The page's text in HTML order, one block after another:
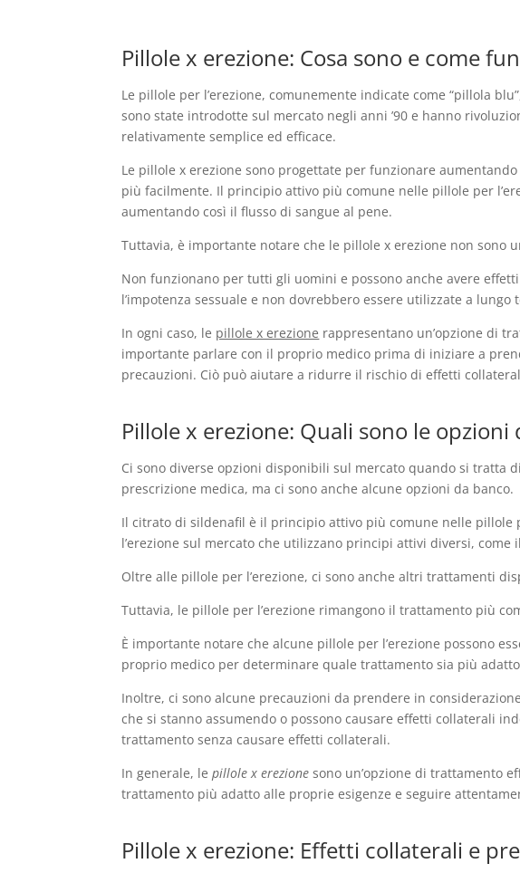
Pillole x erezione: Cosa sono e come
Le pillole per l’erezione, comunemente indicate come “pillola
sono state introdotte sul mercato negli anni ’90 e hanno
relativamente semplice ed efficace.
Le pillole x erezione sono progettate per funzionare
più facilmente. Il principio attivo più comune nelle pillole per
aumentando così il flusso di sangue al pene.
Tuttavia, è importante notare che le pillole x erezione non sono
Non funzionano per tutti gli uomini e possono anche avere
l’impotenza sessuale e non dovrebbero essere utilizzate a lungo
In ogni caso, le pillole x erezione rappresentano un’opzione di
importante parlare con il proprio medico prima di iniziare a
precauzioni. Ciò può aiutare a ridurre il rischio di effetti
Pillole x erezione: Quali sono le
Ci sono diverse opzioni disponibili sul mercato quando si tratta
prescrizione medica, ma ci sono anche alcune opzioni da banco.
Il citrato di sildenafil è il principio attivo più comune nelle pillole
l’erezione sul mercato che utilizzano principi attivi diversi, come
Oltre alle pillole per l’erezione, ci sono anche altri trattamenti
Tuttavia, le pillole per l’erezione rimangono il trattamento più
È importante notare che alcune pillole per l’erezione possono
proprio medico per determinare quale trattamento sia più
Inoltre, ci sono alcune precauzioni da prendere in
che si stanno assumendo o possono causare effetti collaterali
trattamento senza causare effetti collaterali.
In generale, lepillole x erezione sono un’opzione di trattamento
trattamento più adatto alle proprie esigenze e seguire
Pillole x erezione: Effetti collaterali e